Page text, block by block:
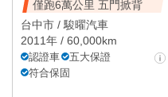
僅跑6萬公里 五門掀背
台中市 / 駿曜汽車
2011年 / 60,000km
認證車
五大保證
符合保固